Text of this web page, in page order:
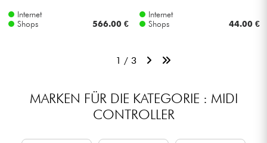
Internet
Shops
566.00 €
Internet
Shops
44.00 €
1 / 3
MARKEN FÜR DIE KATEGORIE : MIDI
CONTROLLER